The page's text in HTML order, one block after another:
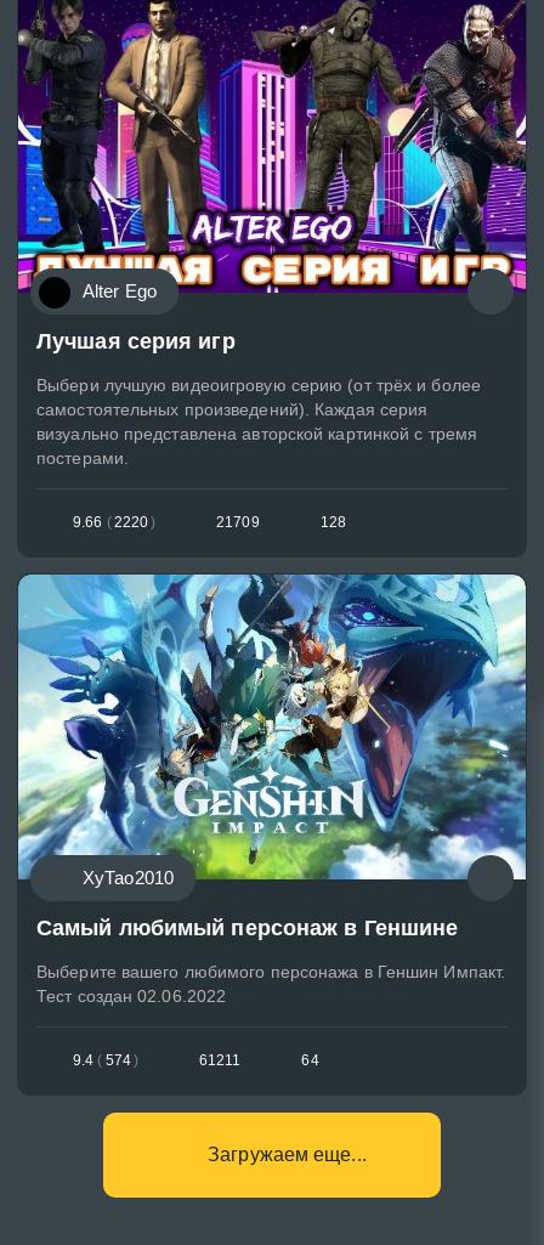
Alter Ego
Лучшая серия игр
Выбери лучшую видеоигровую серию (от трёх и более
самостоятельных произведений). Каждая серия
визуально представлена авторской картинкой с тремя
постерами.
9.66 (2220) 21709 128
ХуТао2010
Самый любимый персонаж в Геншине
Выберите вашего любимого персонажа в Геншин Импакт.
Тест создан 02.06.2022
9.4 ( 574) 61211 64
Загружаем еще...